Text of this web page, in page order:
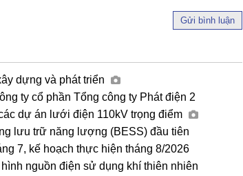
Gửi bình luận
dựng và phát triển
ty cổ phần Tổng công ty Phát điện 2
dự án lưới điện 110kV trọng điểm
lưu trữ năng lượng (BESS) đầu tiên
7, kế hoạch thực hiện tháng 8/2026
nguồn điện sử dụng khí thiên nhiên